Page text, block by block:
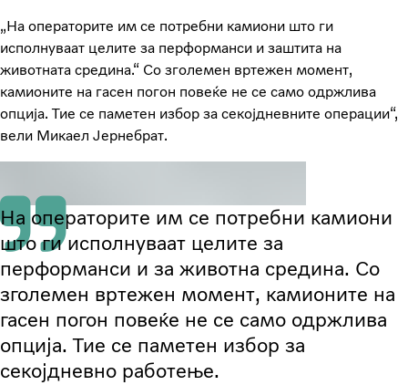
„На операторите им се потребни камиони што ги
исполнуваат целите за перформанси и заштита на
животната средина.“ Со зголемен вртежен момент,
камионите на гасен погон повеќе не се само одржлива
опција. Тие се паметен избор за секојдневните операции“,
вели Микаел Јернебрат.
На операторите им се потребни камиони
што ги исполнуваат целите за
перформанси и за животна средина. Со
зголемен вртежен момент, камионите на
гасен погон повеќе не се само одржлива
опција. Тие се паметен избор за
секојдневно работење.